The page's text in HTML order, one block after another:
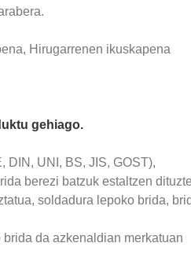
Hirugarrenen ikuskapena
gehiago.
DIN, UNI, BS, JIS, GOST),
berezi batzuk estaltzen
soldadura lepoko brida,
da azkenaldian merkatuan